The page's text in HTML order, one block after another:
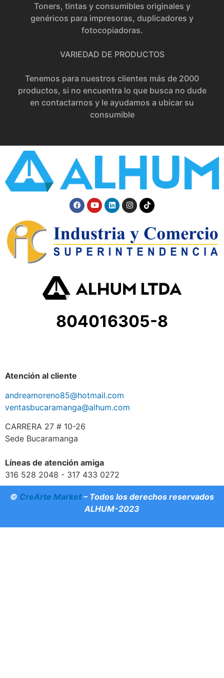
Toners, tintas y consumibles originales y
genéricos para impresoras, duplicadores y
fotocopiadoras.
VARIEDAD DE PRODUCTOS
Tenemos para nuestros clientes más de 2000
productos, si no encuentra lo que busca no dude
en contactarnos y le ayudamos a ubicar su
consumible
804016305-8
Atención al cliente
andreamoreno85@hotmail.com
ventasbucaramanga@alhum.com
CARRERA 27 # 10-26
Sede Bucaramanga
Líneas de atención amiga
316 528 2048 - 317 433 0272
© CreArte Market – Todos los derechos reservados
ALHUM-2023